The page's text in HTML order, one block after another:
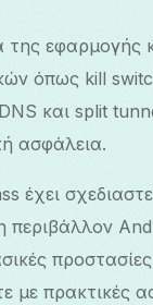
της εφαρμογής
όπως kill
και split
ασφάλεια.
έχει
περιβάλλον
με πρακτικές